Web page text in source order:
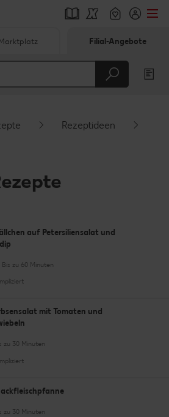
Filial-Angebote
Rezeptideen
auf Petersiliensalat und
Bis zu 60 Minuten
mit Tomaten und
zu 30 Minuten
zu 30 Minuten